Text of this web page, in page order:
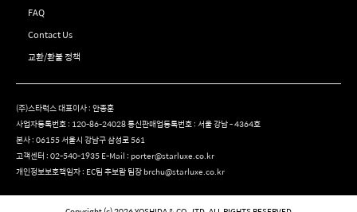
FAQ
Contact Us
교환/환불 정책
(주)스타럭스 대표이사 : 안종훈
사업자등록번호 : 120-86-24028 통신판매업등록번호 : 서울 강남 - 4364호
본사 : 06155 서울시 강남구 삼성로 561
고객센터 :02-540-1935E-Mail : porter@starluxe.co.kr
개인정보보호책임자 : EC팀 추보람 팀장 brchu@starluxe.co.kr